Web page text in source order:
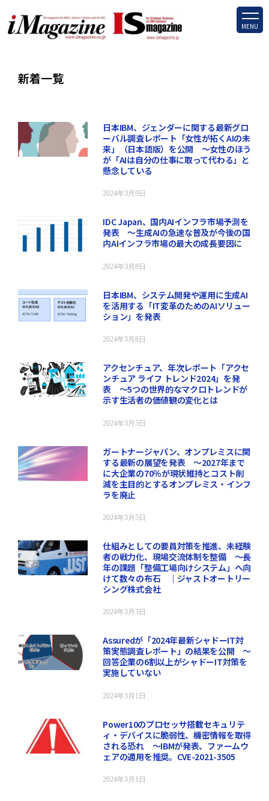
MENU
新着一覧
日本IBM、ジェンダーに関する最新グロ
ーバル調査レポート「女性が拓くAIの未
来」（日本語版）を公開 ～女性のほう
が「AIは自分の仕事に取って代わる」と
懸念している
2024年3月9日
IDC Japan、国内AIインフラ市場予測を
発表 ～生成AIの急速な普及が今後の国
内AIインフラ市場の最大の成長要因に
2024年3月8日
日本IBM、システム開発や運用に生成AI
を活用する「IT変革のためのAIソリュー
ション」を発表
2024年3月8日
アクセンチュア、年次レポート「アクセ
ンチュア ライフ トレンド2024」を発
表 ～5つの世界的なマクロトレンドが
示す生活者の価値観の変化とは
2024年3月5日
ガートナージャパン、オンプレミスに関
する最新の展望を発表 ～2027年まで
に大企業の70％が現状維持とコスト削
減を主目的とするオンプレミス・インフ
ラを廃止
2024年3月5日
仕組みとしての要員対策を推進、未経験
者の戦力化、現場交流体制を整備 ～長
年の課題「整備工場向けシステム」へ向
けて数々の布石 ｜ジャストオートリー
シング株式会社
2024年3月3日
Assuredが「2024年最新シャドーIT対
策実態調査レポート」の結果を公開 ～
回答企業の6割以上がシャドーIT対策を
実施していない
2024年3月1日
Power10のプロセッサ搭載セキュリテ
ィ・デバイスに脆弱性、機密情報を取得
される恐れ ～IBMが発表、ファームウ
ェアの適用を推奨。CVE-2021-3505
2024年3月1日